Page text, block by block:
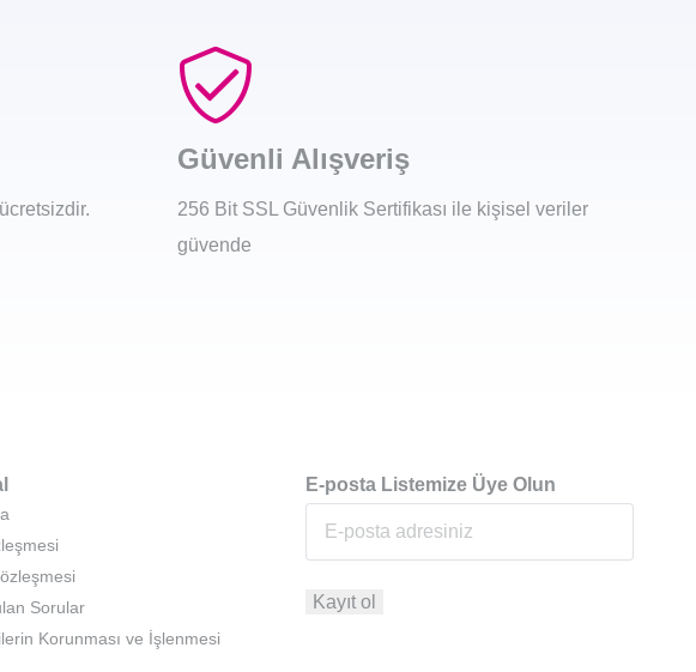
Güvenli Alışveriş
256 Bit SSL Güvenlik Sertifikası ile kişisel veriler
güvende
Sorular
Korunması ve İşlenmesi
E-posta Listemize Üye Olun